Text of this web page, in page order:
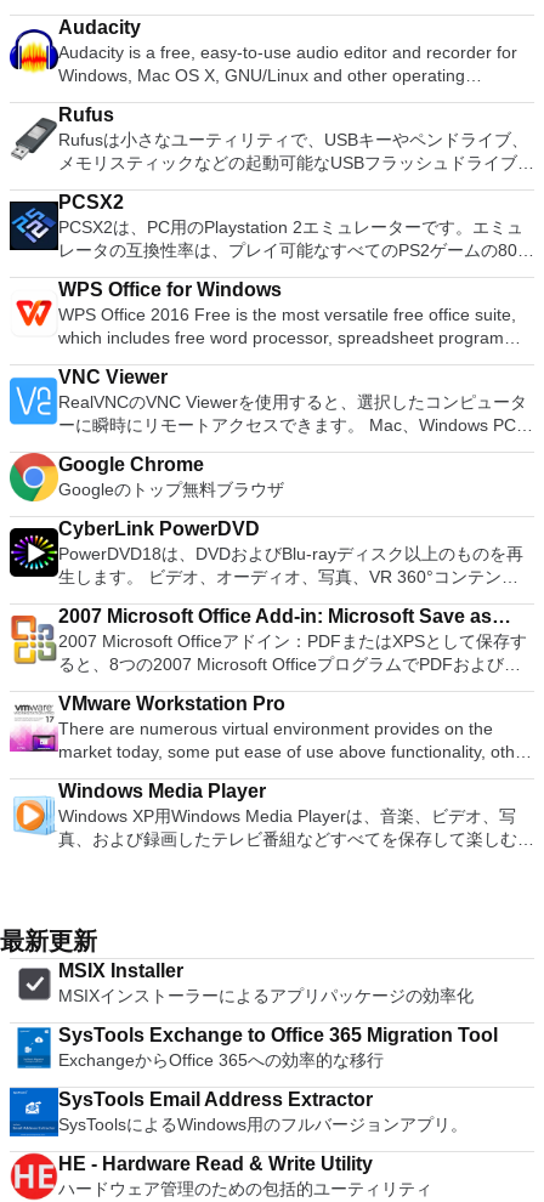
ーションおよびディスク管理ユーティリティです。パーティシ
ョンの拡張（特にシステムドライブ用）、ディスク領域の管
理、MBRおよびGUIDパーティションテーブル（GPT）ディス
クのディスク領域不足の問題の解決を可能にします。 パーテ
ィションのサイズ変更/移動システムドライブを拡張するディ
スクとパーティションをコピーパーティションをマージ分割パ
ーティション空き領域を再分配するダイナミックディスクの変
換パーティションを回復する
Audacity
Audacity is a free, easy-to-use audio editor and recorder for
Windows, Mac OS X, GNU/Linux and other operating
systems. You can use Audacity to: Record live audio. Convert
tapes and records into digital recordings or CDs. Edit Ogg
Vorbis, MP3, WAV or AIFF sound files. Cut, copy, splice or mix
sounds together. Change the speed or pitch of a recording.
Add new effects with LADSPA plug-ins. And more!
Rufus
Rufusは小さなユーティリティで、USBキーやペンドライブ、
メモリスティックなどの起動可能なUSBフラッシュドライブを
フォーマットおよび作成できます。 Rufusは、次のシナリオで
役立ちます。 Windows、Linux、およびUEFI用の起動可能な
ISOからUSBインストールメディアを作成する必要がある場
合。 OSがインストールされていないシステムで作業する必要
がある場合。 BIOSまたはその他のファームウェアをDOSから
フラッシュする必要がある場合。 低レベルのユーティリティ
を実行する必要がある場合。 Rufusは次の* ISOで動作しま
す：Arch Linux、Archbang、BartPE / pebuilder、CentOS、
Damn Small Linux、Fedora、FreeDOS、Gentoo、
gNewSense、Hiren&#39;s Boot CD、LiveXP、Knoppix、
Kubuntu、Linux Mint、NT Password Registry Editor、
OpenSUSE、Parted Magic、Slackware、Tails、Trinity
Rescue Kit、Ubuntu、Ultimate Boot CD、Windows XP（SP2
以降）、Windows Server 2003 R2、Windows Vista、
ん。 サポートされている言語は次のとおりです。インドネシ
ア語、マレーシア語、セシュティナ、ダンスク、ドイツ語、英
語、スペイン語、フランス語、フルバツキー、イタリア語、ラ
トヴィエシュ、リエトゥビウ、マジャール、オランダ、ノルス
ク、ポルスキ、ポルトガル、ポルトガル、スロヴェンスキー、
スロベンツキー、スロヴェンスキーSrpski、Suomi、
Svenska、Türkçe。
PCSX2
PCSX2は、PC用のPlaystation 2エミュレーターです。エミュ
レータの互換性率は、プレイ可能なすべてのPS2ゲームの80％
以上を誇っています。かなり強力なコンピューターを所有して
いる場合、PCSX2は優れたエミュレーターです。また、この
アプリケーションはローエンドコンピューターのサポートも提
供するため、Playstation 2コンソールのすべての所有者は、
PCで動作するゲームを見ることができます。 PCSX2エミュレ
ーターを使用すると、PS2コントローラーを使用して、本物の
プレイステーション体験をシミュレートできます。このアプリ
ケーションでは、ディスクからゲームを直接実行することも、
ハードドライブからISOイメージとして実行することもできま
す。 主な機能は次のとおりです。 Savestates：ボタンを1つ
押すだけで、ゲームの現在の「状態」を保存できます。 無制
限のメモリーカード：好きなだけメモリーカードを保存でき、
8MBから64MBまでの単一の物理カードに制限されなくなりま
した。 高解像度グラフィックス：PCSX2を使用すると、
て、PCSX2 PS2エミュレーターの機能は優れています。 PS2
ゲームを高い精度でエミュレートでき、Windowsとエミュレ
ーターを切り替えることができます。欠点は、高速ゲームに苦
労し、時々フリーズまたはクラッシュすることです。* PCSX2
を使用するには、コンソールから抽出できるPlaystation 2
BIOSが必要です。
WPS Office for Windows
WPS Office 2016 Free is the most versatile free office suite,
which includes free word processor, spreadsheet program
and presentation maker. With these three programs you will
easily be able to deal with any office related tasks. WPS
Office 2016 Free has multiple language support for English,
French, German, Spanish, Portuguese,Russian and Polish
languages. To switch between languages requires only a
single click! Despite being a free suite, WPS Office comes
with many innovative features, such as the paragraph
adjustment tool and multiple tabbed feature. It also has a PDF
converter, spell check and word count feature. WPS Office
2016 Personal Edition supports switching language UI,File
Roaming and Docer online templates. Key features include:
Writer Efficient word processor. Presentation Multimedia
presentations creator. Spreadsheets Powerful tool for data
processing and analysis. 100% compatible with MS Office
free document templates. Built-in PDF reader. Mobile device
support (iOS and Android). WPS Cloud Storage included.
Although it is a free suite, WPS Office 2016 Free comes with
many innovative features, including a useful a paragraph
adjustment tool int he Writer program. It has an Office to PDF
converter, automatic spell checking and word count features.
It also has some neat tools such as the Watermark in
processor; the Presentation program is an easy to use and
effective slide show maker that helps you to create impressive
multimedia presentations; and the Spreadsheets program is
both a flexible and a powerful spreadsheet application.
VNC Viewer
RealVNCのVNC Viewerを使用すると、選択したコンピュータ
ーに瞬時にリモートアクセスできます。 Mac、Windows PC、
またはLinuxマシン、世界中のどこからでも。 VNC Viewerを
使用すると、コンピューターのデスクトップを表示したり、コ
ンピューターの前に直接座っているかのようにマウスとキーボ
ードを制御したりできます。 VNC Viewerは、インストールと
使用が簡単です。制御したいデバイスでインストーラーを実行
し、指示に従ってください。オプションで、Windowsでのリ
モート展開に使用可能なMSIがあります。デスクトッププラッ
トフォームにVNC Viewerをインストールする権限がない場合
は、スタンドアロンオプションを選択する必要があります。
主な機能は次のとおりです。 クラウドサービスを介してVNC
Connectを実行しているコンピューターに接続します。 Apple
Screen Sharing（ARD）などのサードパーティ製のVNC互換
ソフトウェアを実行しているコンピューターに直接接続しま
す。 各デバイスでVNC Viewerにサインインして、すべてのデ
ボードの上のスクロールバーには、Command / Windowsなど
の高度なキーが含まれています。 Bluetoothキーボードのサポ
ート。 VNC Connectサブスクリプションには、無料、有料、
に、RealVNCアカウントの資格情報を使用して、ローカルマ
シンでVNC Viewerにサインインします。そこから、コンピュ
ーターを確認して接続できます。 VNC Connectを使用する
と、セッションはエンドツーエンドで暗号化されます。アプリ
はすぐに各コンピューターをパスワードで保護します。コンピ
ューターへのログインに使用するのと同じユーザー名とパスワ
ードを入力するだけです。 WIN 7,8,8.1,10をサポートしま
す。 VNC ViewerのMacバージョンをお探しですか？ここから
ダウンロード
Google Chrome
Googleのトップ無料ブラウザ
CyberLink PowerDVD
PowerDVD18は、DVDおよびBlu-rayディスク以上のものを再
生します。 ビデオ、オーディオ、写真、VR 360°コンテン
ツ、さらにはYouTubeやVimeoにとっても、PowerDVD18は重
要なエンターテイメントの仲間です。 Ultra HD HDR TVとサ
ラウンドサウンドシステムの可能性を解き放ち、360°ビデオ
の増え続けるコレクションへのアクセスで仮想世界に没頭する
か、PCまたはラップトップでの比類のない再生サポートと独
自の強化により、どこにいても簡単にリラックスできます。
新機能は次のとおりです。 4K DHR向けに最適化 Ultra HD
Blu-ray、4K、HEVC / H.265およびHDR10コンテンツをサポー
ト全画面モードで21：9モニターで2.35：1の映画を見る常時
オンのミニビューでYouTubeライブを見る YouTubeおよび
Vimeoで4K HDRおよび360ビデオを再生 VRエクスペリエンス
の向上：Microsoft Mixed Realityヘッドセット、HTC、VIVE、
2007 Microsoft Office Add-in: Microsoft Save as
PDF or XPS
2007 Microsoft Officeアドイン：PDFまたはXPSとして保存す
ると、8つの2007 Microsoft OfficeプログラムでPDFおよび
XPS形式にエクスポートして保存できます。このツールを使用
すると、これらのプログラムのサブセットでPDF形式および
XPS形式の電子メール添付ファイルとして送信することもでき
ます（特定の機能はプログラムによって異なります）。 この
ダウンロードは、次のOfficeプログラムで動作します。
Microsoft Office Access 2007。 Microsoft Office Excel 2007。
Microsoft Office InfoPath 2007。 Microsoft Office OneNote
2007。 Microsoft Office PowerPoint 2007。 Microsoft Office
Office systemソフトウェアの補足条項であり、2007 Microsoft
Office systemソフトウェアのライセンス条項の対象となりま
す。 システム要件：サポートされているオペレーティングシ
ステム。 Windows Server 2003、Windows Vista、Windows
XP Service Pack 2。
VMware Workstation Pro
There are numerous virtual environment provides on the
market today, some put ease of use above functionality, other
place integration above stability. VMware Workstation Pro is
the easiest to use, the fastest and the most reliable app when
it comes to evaluating a new OS, or new software apps and
patches, in an isolated and safe virtualized environment. Key
Support - Drag and drop VMs between environments.
Restricted and Encrypted VMs - Protection and performance
enhancements. Expiring Virtual Machines - Time-limited
virtual machines. Latest Hardware Support - Broadwell and
Haswell CPU support. Enterprise Quality Virtual Machines -
16 vCPUs, 8TB virtual disks, and 64GB memory. Enhanced
IPv6 Support - IPv6-to-IPv4 NAT (6to4 and 4to6). Virtual
Machine Video Memory - Up to 2GB. Enhanced Connectivity -
USB 3.0, Bluetooth, HD audio, printers, and Skype support.
VMware Workstation Pro is a perfect choice for those of you
who are a little skeptical about making the leap over to
Windows Media Player
Windows XP用Windows Media Playerは、音楽、ビデオ、写
真、および録画したテレビ番組などすべてを保存して楽しむ最
まったく新しい外観でデジタル エンターテイメントを楽しめ
ます。 大好きな音楽をより多く - デジタル音楽体験がさらに
楽しくなります。 エンターテイメントをすべて1つの場所に -
音楽、ビデオ、写真、録画したテレビ番組をすべて保存して楽
しめます。 どこでも楽しめる - どこにいても音楽、ビデオ、
写真にアクセスできます。
最新更新
MSIX Installer
MSIXインストーラーによるアプリパッケージの効率化
SysTools Exchange to Office 365 Migration Tool
ExchangeからOffice 365への効率的な移行
SysTools Email Address Extractor
SysToolsによるWindows用のフルバージョンアプリ。
HE - Hardware Read & Write Utility
ハードウェア管理のための包括的ユーティリティ